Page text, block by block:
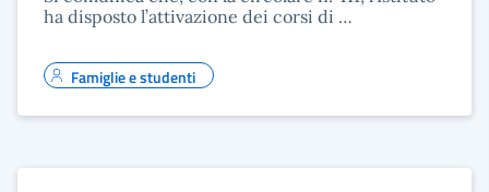
ha disposto l’attivazione dei corsi di …
Famiglie e studenti